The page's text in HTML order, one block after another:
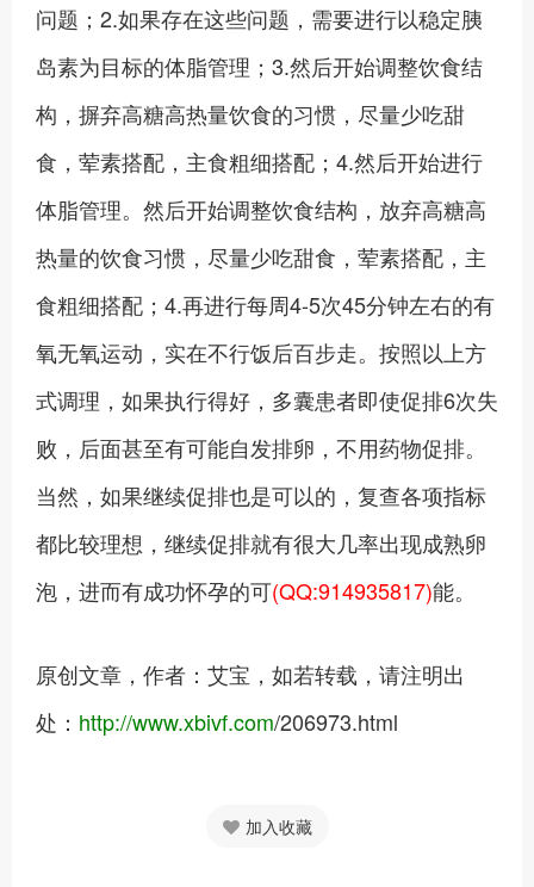
问题；2.如果存在这些问题，需要进行以稳定胰
岛素为目标的体脂管理；3.然后开始调整饮食结
构，摒弃高糖高热量饮食的习惯，尽量少吃甜
食，荤素搭配，主食粗细搭配；4.然后开始进行
体脂管理。然后开始调整饮食结构，放弃高糖高
热量的饮食习惯，尽量少吃甜食，荤素搭配，主
食粗细搭配；4.再进行每周4-5次45分钟左右的有
氧无氧运动，实在不行饭后百步走。按照以上方
式调理，如果执行得好，多囊患者即使促排6次失
败，后面甚至有可能自发排卵，不用药物促排。
当然，如果继续促排也是可以的，复查各项指标
都比较理想，继续促排就有很大几率出现成熟卵
泡，进而有成功怀孕的可(QQ:914935817)能。
原创文章，作者：艾宝，如若转载，请注明出
处： http://www.xbivf.com/206973.html
加入收藏